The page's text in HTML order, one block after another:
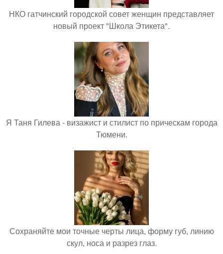
НКО гатчинский городской совет женщин представляет
новый проект "Школа Этикета".
Я Таня Гилева - визажист и стилист по прическам города
Тюмени.
Сохраняйте мои точные черты лица, форму губ, линию
скул, носа и разрез глаз.